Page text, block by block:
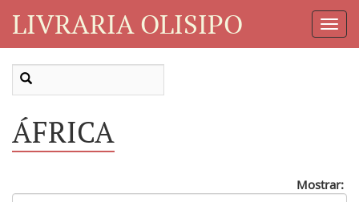
LIVRARIA OLISIPO
ÁFRICA
Mostrar: